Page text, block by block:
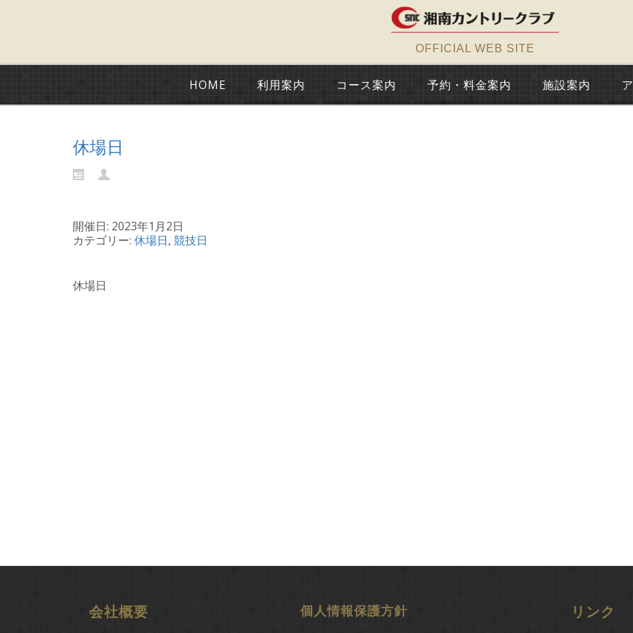
OFFICIAL WEB SITE
HOME 利用案内 コース案内 予約・料金案内 施設案内
休場日
開催日: 2023年1月2日
カテゴリー: 休場日, 競技日
休場日
会社概要 個人情報保護方針 リンク